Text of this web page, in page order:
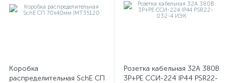
Коробка
распределительная SchE СП
Розетка кабельная 32А 380В
3P+PЕ ССИ-224 IP44 PSR22-